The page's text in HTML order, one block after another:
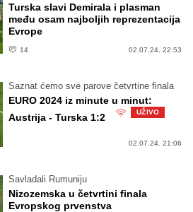
Turska slavi Demirala i plasman
među osam najboljih reprezentacija
Evrope
14 02.07.24. 22:53
Saznat ćemo sve parove četvrtine finala
EURO 2024 iz minute u minut:
Austrija - Turska 1:2
UŽIVO
02.07.24. 21:06
Savladali Rumuniju
Nizozemska u četvrtini finala
Evropskog prvenstva